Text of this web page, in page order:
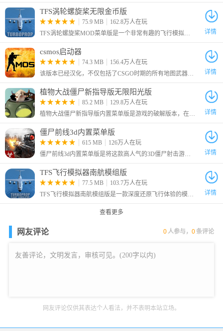
5、格林韦
TFS涡轮螺旋桨无限金币版
75.9 MB
162.8万人在玩
TFS涡轮螺旋桨MOD菜单版是一个非常有趣的飞行模拟游戏，玩家可以体验到多种版本的军用飞机和客机，学习飞行、滑行、起飞和着陆的基本知识。
详情
csmos启动器
74.3 MB
156.4万人在玩
该版本已经汉化，不仅包括了CSGO时期的所有地图武器，就连界面都一比一还原了，低端手机也可以轻松游玩。多种游戏模式等你来体验，休闲模式、竞技模式、人机对战等等，喜欢cs的小伙伴们，快来试试吧！
详情
植物大战僵尸新指导版无限阳光版
85.2 MB
129.8万人在玩
植物大战僵尸新指导版内置菜单版是游戏的破解版本，在该版本中为玩家提供无CD、大量阳光、大量锤子等等功能。这是一款策略塔防游戏，在原有指导版的基础上进行了升级修改。
详情
僵尸前线3d内置菜单版
615 MB
126万人在玩
僵尸前线3d内置菜单版是将这款高人气的3D僵尸射击游戏完美破解的版本，角色无敌，且一击秒杀。
详情
TFS飞行模拟器南航模组版
77.5 MB
103.7万人在玩
TFS飞行模拟器南航模组版是一款深度还原飞行体验的模拟游戏，它结合了高精度物理引擎与逼真的环境模拟，使玩家能够沉浸在真实的虚拟飞行世界之中。
详情
查看更多
网友评论 0 人参与，0条评论
网友评论仅供其表达个人看法，并不表明本站立场。